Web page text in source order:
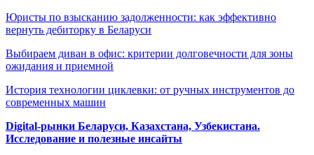
Юристы по взысканию задолженности: как эффективно
вернуть дебиторку в Беларуси
Выбираем диван в офис: критерии долговечности для зоны
ожидания и приемной
История технологии циклевки: от ручных инструментов до
современных машин
Digital-рынки Беларуси, Казахстана, Узбекистана.
Исследование и полезные инсайты